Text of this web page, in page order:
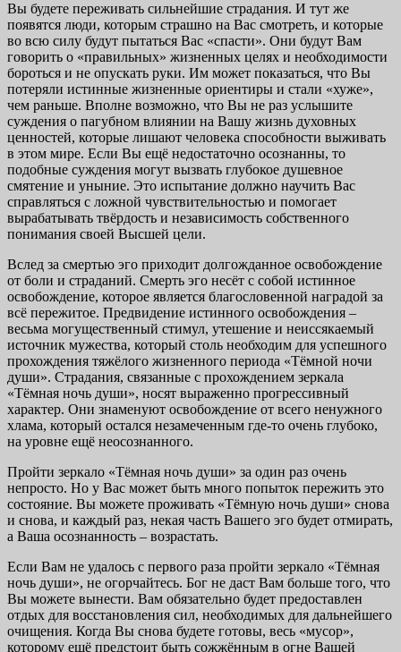
Вы будете переживать сильнейшие страдания. И тут же
появятся люди, которым страшно на Вас смотреть, и которые
во всю силу будут пытаться Вас «спасти». Они будут Вам
говорить о «правильных» жизненных целях и необходимости
бороться и не опускать руки. Им может показаться, что Вы
потеряли истинные жизненные ориентиры и стали «хуже»,
чем раньше. Вполне возможно, что Вы не раз услышите
суждения о пагубном влиянии на Вашу жизнь духовных
ценностей, которые лишают человека способности выживать
в этом мире. Если Вы ещё недостаточно осознанны, то
подобные суждения могут вызвать глубокое душевное
смятение и уныние. Это испытание должно научить Вас
справляться с ложной чувствительностью и помогает
вырабатывать твёрдость и независимость собственного
понимания своей Высшей цели.
Вслед за смертью эго приходит долгожданное освобождение
от боли и страданий. Смерть эго несёт с собой истинное
освобождение, которое является благословенной наградой за
всё пережитое. Предвидение истинного освобождения –
весьма могущественный стимул, утешение и неиссякаемый
источник мужества, который столь необходим для успешного
прохождения тяжёлого жизненного периода «Тёмной ночи
души». Страдания, связанные с прохождением зеркала
«Тёмная ночь души», носят выpаженно пpогpессивный
хаpактеp. Они знаменуют освобождение от всего ненужного
хлама, который остался незамеченным где-то очень глубоко,
на уровне ещё неосознанного.
Пройти зеркало «Тёмная ночь души» за один раз очень
непросто. Но у Вас может быть много попыток пережить это
состояние. Вы можете проживать «Тёмную ночь души» снова
и снова, и каждый раз, некая часть Вашего эго будет отмирать,
а Ваша осознанность – возрастать.
Если Вам не удалось с первого раза пройти зеркало «Тёмная
ночь души», не огорчайтесь. Бог не даст Вам больше того, что
Вы можете вынести. Вам обязательно будет предоставлен
отдых для восстановления сил, необходимых для дальнейшего
очищения. Когда Вы снова будете готовы, весь «мyсоp»,
которому ещё предстоит быть сожжённым в огне Вашей